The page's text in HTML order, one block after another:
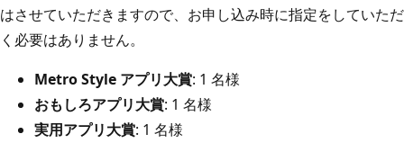
はさせていただきますので、お申し込み時に指定をしていただ
く必要はありません。
Metro Style アプリ大賞: 1 名様
おもしろアプリ大賞: 1 名様
実用アプリ大賞: 1 名様